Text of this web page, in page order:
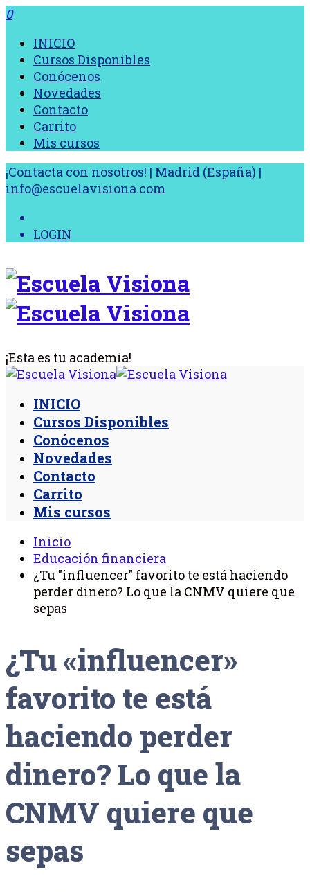
0
INICIO
Cursos Disponibles
Conócenos
Novedades
Contacto
Carrito
Mis cursos
¡Contacta con nosotros! | Madrid (España) |
info@escuelavisiona.com
LOGIN
¡Esta es tu academia!
INICIO
Cursos Disponibles
Conócenos
Novedades
Contacto
Carrito
Mis cursos
Inicio
Educación financiera
¿Tu "influencer" favorito te está haciendo
perder dinero? Lo que la CNMV quiere que
sepas
¿Tu «influencer»
favorito te está
haciendo perder
dinero? Lo que la
CNMV quiere que
sepas